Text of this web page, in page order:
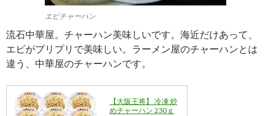
エビチャーハン
流石中華屋。チャーハン美味しいです。海近だけあって、
エビがプリプリで美味しい。ラーメン屋のチャーハンとは
違う、中華屋のチャーハンです。
【大阪王将】 冷凍 炒
めチャーハン 230ｇ